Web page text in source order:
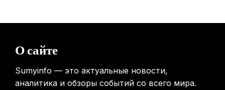
выявления рисков раннего старения
О сайте
Sumyinfo — это актуальные новости,
аналитика и обзоры событий со всего мира.